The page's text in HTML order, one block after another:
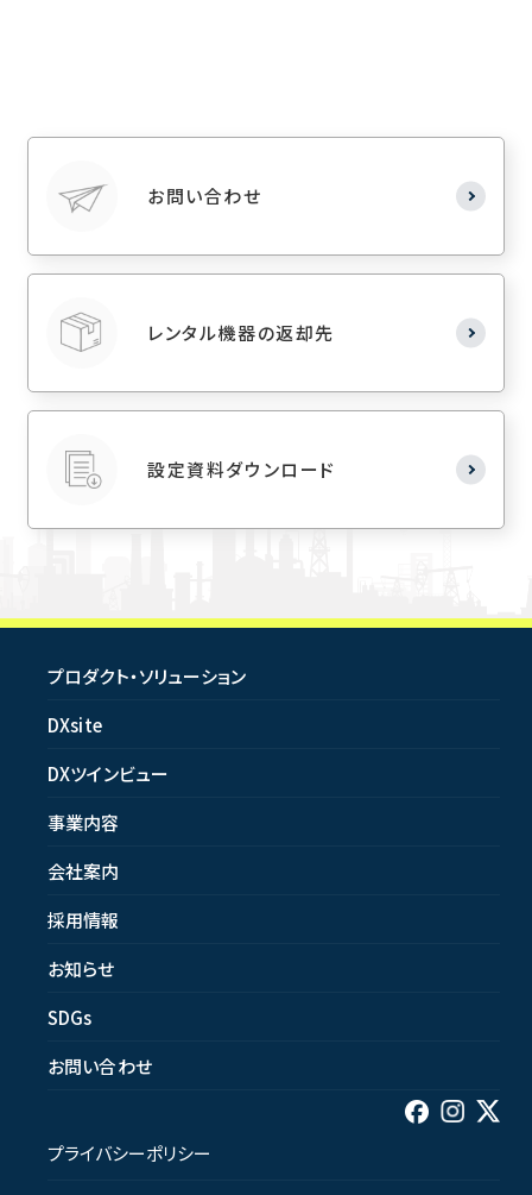
お問い合わせ
レンタル機器の返却先
設定資料ダウンロード
プロダクト・ソリューション
DXsite
DXツインビュー
事業内容
会社案内
採用情報
お知らせ
SDGs
お問い合わせ
プライバシーポリシー